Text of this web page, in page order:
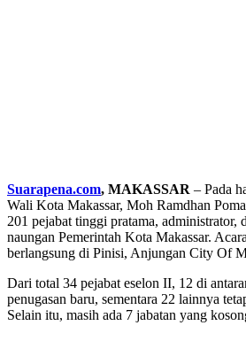
Suarapena.com, MAKASSAR – Pada
Wali Kota Makassar, Moh Ramdhan
201 pejabat tinggi pratama, administrator,
naungan Pemerintah Kota Makassar.
berlangsung di Pinisi, Anjungan City Of
Dari total 34 pejabat eselon II, 12 di
penugasan baru, sementara 22 lainnya
Selain itu, masih ada 7 jabatan yang